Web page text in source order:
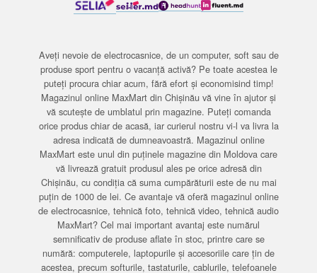
Aveți nevoie de electrocasnice, de un computer, soft sau de
produse sport pentru o vacanță activă? Pe toate acestea le
puteți procura chiar acum, fără efort și economisind timp!
Magazinul online MaxMart din Chișinău vă vine în ajutor și
vă scutește de umblatul prin magazine. Puteți comanda
orice produs chiar de acasă, iar curierul nostru vi-l va livra la
adresa indicată de dumneavoastră. Magazinul online
MaxMart este unul din puținele magazine din Moldova care
vă livrează gratuit produsul ales pe orice adresă din
Chișinău, cu condiția că suma cumpărăturii este de nu mai
puțin de 1000 de lei. Ce avantaje vă oferă magazinul online
de electrocasnice, tehnică foto, tehnică video, tehnică audio
MaxMart? Cel mai important avantaj este numărul
semnificativ de produse aflate în stoc, printre care se
numără: computerele, laptopurile și accesoriile care țin de
acestea, precum softurile, tastaturile, cablurile, telefoanele